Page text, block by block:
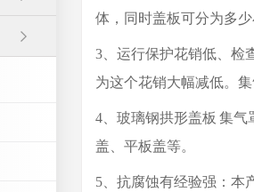
体，同时盖板可分为多
3、运行保护花销低、检
为这个花销大幅减低。
4、玻璃钢拱形盖板 集
盖、平板盖等。
5、抗腐蚀有经验强：本